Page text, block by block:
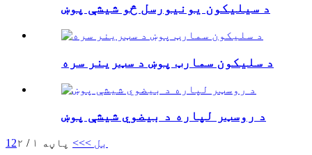
د سیلیکون یونیورسل څو شیشې پوښ
د سلیکون سمارټ پوښ د سټرینر سره
د روسټر لپاره د بیضوي شیشې پوښ
1 2 بل >>> پاڼه ۱ / ۲